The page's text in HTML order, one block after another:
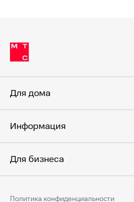
Для дома
Информация
Для бизнеса
Политика конфиденциальности